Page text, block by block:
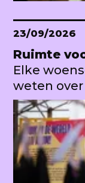
23/09/2026
Ruimte
Elke
weten over